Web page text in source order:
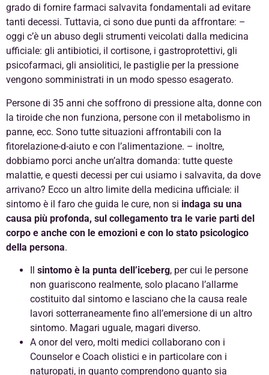
grado di fornire farmaci salvavita fondamentali ad evitare
tanti decessi. Tuttavia, ci sono due punti da affrontare: –
oggi c’è un abuso degli strumenti veicolati dalla medicina
ufficiale: gli antibiotici, il cortisone, i gastroprotettivi, gli
psicofarmaci, gli ansiolitici, le pastiglie per la pressione
vengono somministrati in un modo spesso esagerato.
Persone di 35 anni che soffrono di pressione alta, donne con
la tiroide che non funziona, persone con il metabolismo in
panne, ecc. Sono tutte situazioni affrontabili con la
fitorelazione-d-aiuto e con l’alimentazione. – inoltre,
dobbiamo porci anche un’altra domanda: tutte queste
malattie, e questi decessi per cui usiamo i salvavita, da dove
arrivano? Ecco un altro limite della medicina ufficiale: il
sintomo è il faro che guida le cure, non si indaga su una
causa più profonda, sul collegamento tra le varie parti del
corpo e anche con le emozioni e con lo stato psicologico
della persona.
Il sintomo è la punta dell’iceberg, per cui le persone
non guariscono realmente, solo placano l’allarme
costituito dal sintomo e lasciano che la causa reale
lavori sotterraneamente fino all’emersione di un altro
sintomo. Magari uguale, magari diverso.
A onor del vero, molti medici collaborano con i
Counselor e Coach olistici e in particolare con i
naturopati, in quanto comprendono quanto sia